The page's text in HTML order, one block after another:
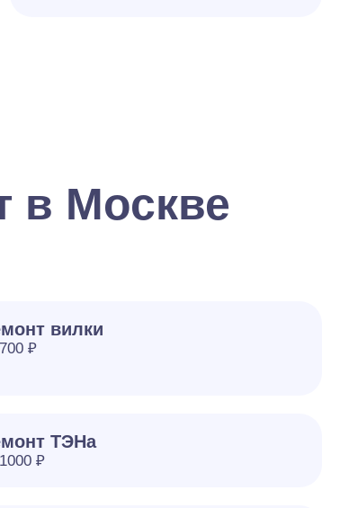
в Москве
вилки
₽
ТЭНа
₽